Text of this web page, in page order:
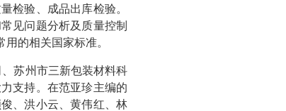
检验、成品出库检验。
见问题分析及质量控制
的相关国家标准。
苏州市三新包装材料科
支持。在范亚珍主编的
、洪小云、黄伟红、林